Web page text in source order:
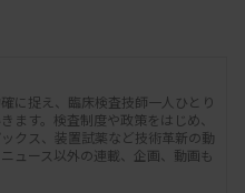
業紹介のガイド本を読
を初めて知りました。
ち」と書いてあり、人
こに魅力を感じたのを
に捉え、臨床検査技師一人ひとり
ます。検査制度や政策をはじめ、
クス、装置試薬など技術革新の動
ュース以外の連載、企画、動画も